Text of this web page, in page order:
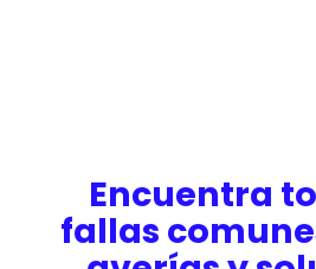
Encuentra
fallas